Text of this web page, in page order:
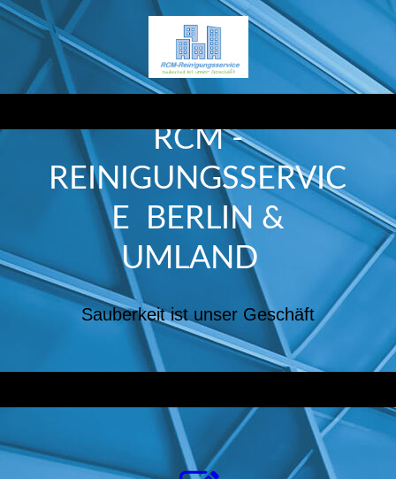
RCM -
REINIGUNGSSERVIC
E BERLIN &
UMLAND
Sauberkeit ist unser Geschäft